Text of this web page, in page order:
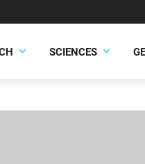
SCIENCES